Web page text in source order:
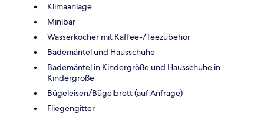
Klimaanlage
Minibar
Wasserkocher mit Kaffee-/Teezubehör
Bademäntel und Hausschuhe
Bademäntel in Kindergröße und Hausschuhe in
Kindergröße
Bügeleisen/Bügelbrett (auf Anfrage)
Fliegengitter